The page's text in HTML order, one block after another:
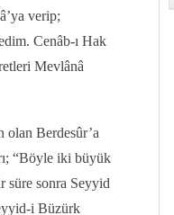
verip;
Cenâb-ı Hak
Mevlânâ
olan Berdesûr’a
“Böyle iki büyük
süre sonra Seyyid
i Büzürk